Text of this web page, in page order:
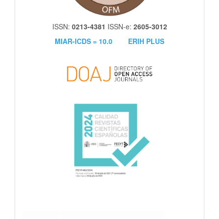
ISSN: 0213-4381 ISSN-e: 2605-3012
MIAR-ICDS = 10.0
ERIH PLUS